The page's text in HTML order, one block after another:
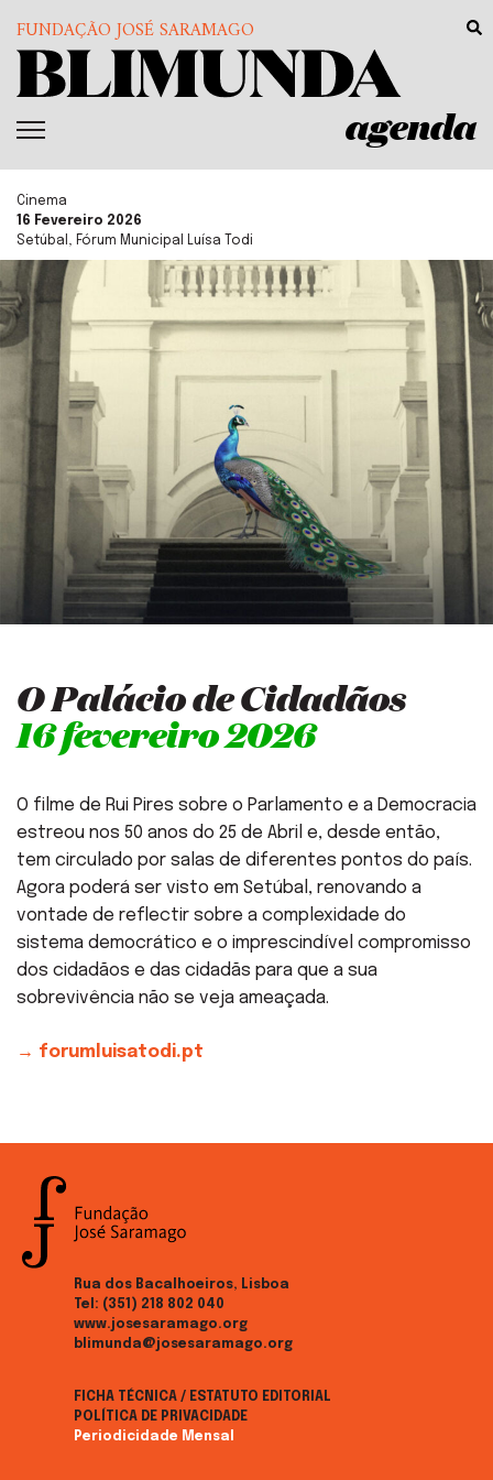
FUNDAÇÃO JOSÉ SARAMAGO
agenda
Cinema
16 Fevereiro 2026
Setúbal, Fórum Municipal Luísa Todi
O Palácio de Cidadãos
16 fevereiro 2026
O filme de Rui Pires sobre o Parlamento e a Democracia
estreou nos 50 anos do 25 de Abril e, desde então,
tem circulado por salas de diferentes pontos do país.
Agora poderá ser visto em Setúbal, renovando a
vontade de reflectir sobre a complexidade do
sistema democrático e o imprescindível compromisso
dos cidadãos e das cidadãs para que a sua
sobrevivência não se veja ameaçada.
→ forumluisatodi.pt
Rua dos Bacalhoeiros, Lisboa
Tel: (351) 218 802 040
www.josesaramago.org
blimunda@josesaramago.org
FICHA TÉCNICA / ESTATUTO EDITORIAL
POLÍTICA DE PRIVACIDADE
Periodicidade Mensal